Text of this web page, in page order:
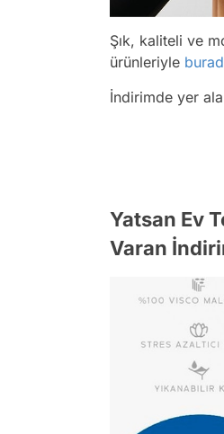
Şık, kaliteli ve
ürünleriyle
İndirimde yer
Yatsan Ev
Varan